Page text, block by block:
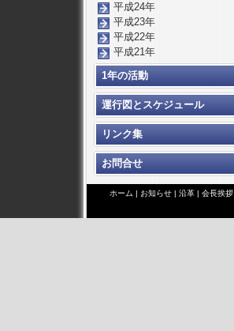
平成24年
平成23年
平成22年
平成21年
1年の活動
運行図とスケジュール
リンク集
お問合せ
ホーム | お知らせ | 沿革 | 会長挨拶